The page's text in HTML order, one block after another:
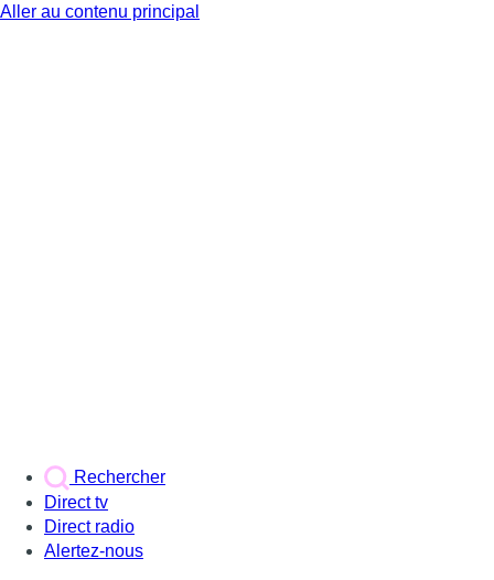
Aller au contenu principal
Rechercher
Direct tv
Direct radio
Alertez-nous